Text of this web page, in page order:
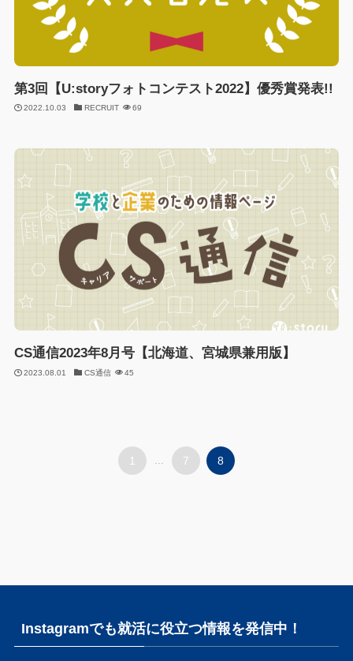
第3回【U:storyフォトコンテスト2022】優秀賞発表!!
2022.10.03 RECRUIT 69
CS通信2023年8月号【北海道、宮城県兼用版】
2023.08.01 CS通信 45
1 ... 7 8
Instagramでも就活に役立つ情報を発信中！